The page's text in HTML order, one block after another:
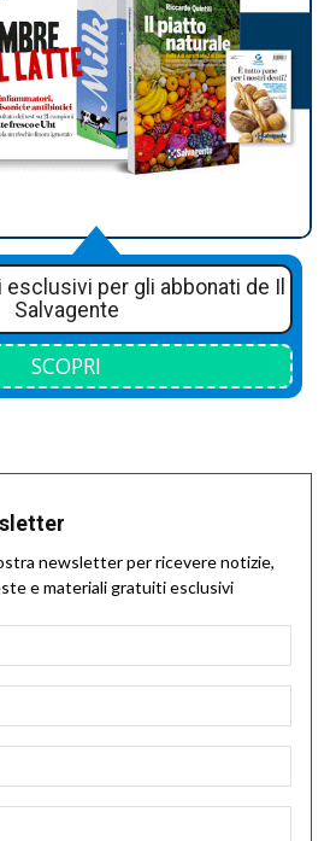
per gli abbonati de Il
Salvagente
SCOPRI
newsletter per ricevere notizie,
e materiali gratuiti esclusivi